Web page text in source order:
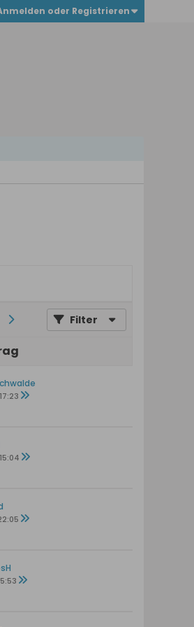
oder Registrieren
Filter